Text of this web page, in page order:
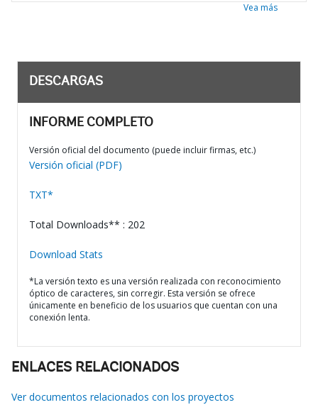
Vea más
DESCARGAS
INFORME COMPLETO
Versión oficial del documento (puede incluir firmas, etc.)
Versión oficial (PDF)
TXT*
Total Downloads** : 202
Download Stats
*La versión texto es una versión realizada con reconocimiento
óptico de caracteres, sin corregir. Esta versión se ofrece
únicamente en beneficio de los usuarios que cuentan con una
conexión lenta.
ENLACES RELACIONADOS
Ver documentos relacionados con los proyectos